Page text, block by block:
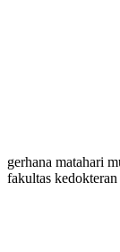
gerhana matahari
fakultas